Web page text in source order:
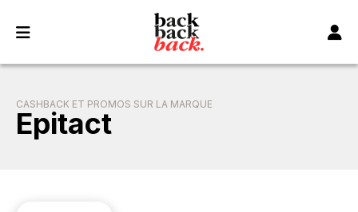
CASHBACK ET PROMOS SUR LA MARQUE
Epitact